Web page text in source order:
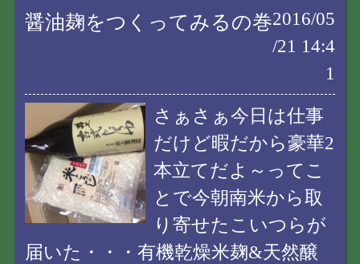
醤油麹をつくってみるの巻2016/05
/21 14:4
1
さぁさぁ今日は仕事
だけど暇だから豪華2
本立てだよ～ってこ
とで今朝南米から取
り寄せたこいつらが
届いた・・・有機乾燥米麹&天然醸